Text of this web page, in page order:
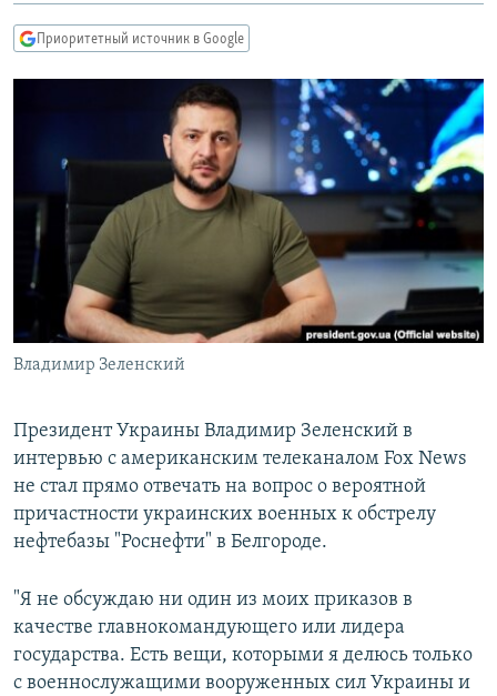
Вернутся
КАВКАЗ.РЕАЛИИ
СИБИРЬ.РЕАЛИИ
РАСПИСАНИЕ ВЕЩАНИЯ
ПОДПИШИТЕСЬ НА РАССЫЛКУ
СОЦИАЛЬНЫЕ СЕТИ
Все сайты РСЕ/РС
Приоритетный источник в Google
Владимир Зеленский
Президент Украины Владимир Зеленский в
интервью с американским телеканалом Fox News
не стал прямо отвечать на вопрос о вероятной
причастности украинских военных к обстрелу
нефтебазы "Роснефти" в Белгороде.
"Я не обсуждаю ни один из моих приказов в
качестве главнокомандующего или лидера
государства. Есть вещи, которыми я делюсь только
с военнослужащими вооруженных сил Украины и